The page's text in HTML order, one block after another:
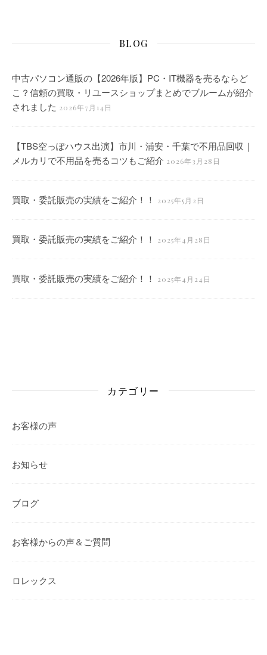
BLOG
中古パソコン通販の【2026年版】PC・IT機器を売るならど
こ？信頼の買取・リユースショップまとめでブルームが紹介
されました 2026年7月14日
【TBS空っぽハウス出演】市川・浦安・千葉で不用品回収｜
メルカリで不用品を売るコツもご紹介 2026年3月28日
買取・委託販売の実績をご紹介！！ 2025年5月2日
買取・委託販売の実績をご紹介！！ 2025年4月28日
買取・委託販売の実績をご紹介！！ 2025年4月24日
カテゴリー
お客様の声
お知らせ
ブログ
お客様からの声＆ご質問
ロレックス